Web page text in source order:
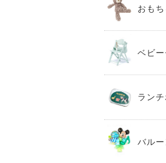
おもち
ベビ
ラン
バルー